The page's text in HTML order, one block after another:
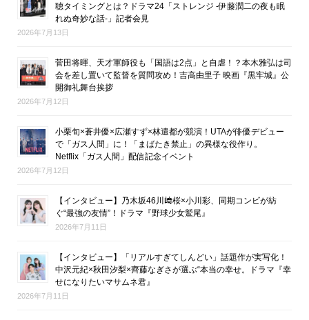
聴タイミングとは？ドラマ24「ストレンジ -伊藤潤二の夜も眠
れぬ奇妙な話-」記者会見
2026年7月13日
菅田将暉、天才軍師役も「国語は2点」と自虐！？本木雅弘は司
会を差し置いて監督を質問攻め！吉高由里子 映画『黒牢城』公
開御礼舞台挨拶
2026年7月12日
小栗旬×蒼井優×広瀬すず×林遣都が競演！UTAが俳優デビュー
で「ガス人間」に！「まばたき禁止」の異様な役作り。
Netflix「ガス人間」配信記念イベント
2026年7月12日
【インタビュー】乃木坂46川﨑桜×小川彩、同期コンビが紡
ぐ“最強の友情”！ドラマ『野球少女鷲尾』
2026年7月11日
【インタビュー】「リアルすぎてしんどい」話題作が実写化！
中沢元紀×秋田汐梨×齊藤なぎさが選ぶ“本当の幸せ。ドラマ『幸
せになりたいマサムネ君』
2026年7月11日